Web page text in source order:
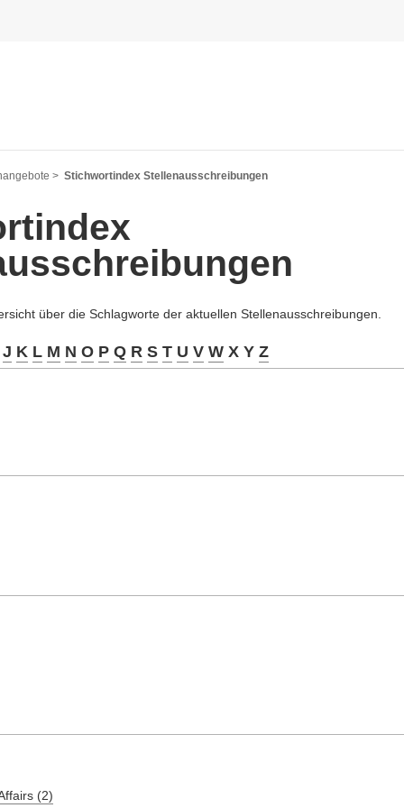
> Stichwortindex Stellenausschreibungen
über die Schlagworte der aktuellen Stellenausschreibungen.
J K L M N O P Q R S T U V W X Y Z
(2)